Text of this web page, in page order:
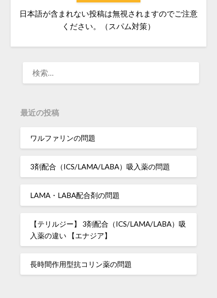
日本語が含まれない投稿は無視されますのでご注意
ください。（スパム対策）
最近の投稿
ワルファリンの問題
3剤配合（ICS/LAMA/LABA）吸入薬の問題
LAMA・LABA配合剤の問題
【テリルジー】 3剤配合（ICS/LAMA/LABA）吸
入薬の違い 【エナジア】
長時間作用型抗コリン薬の問題